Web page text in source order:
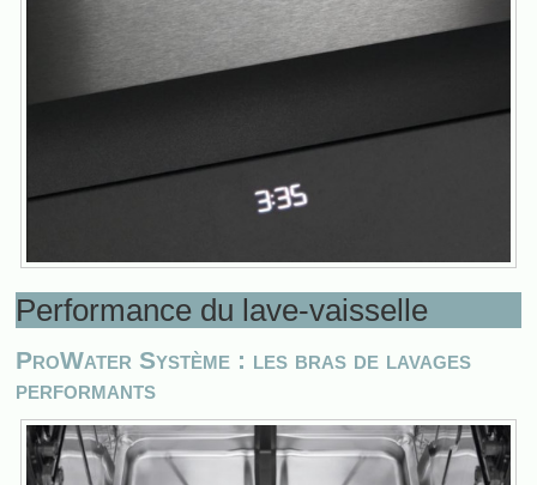
Performance du lave-vaisselle
ProWater Système : les bras de lavages
performants